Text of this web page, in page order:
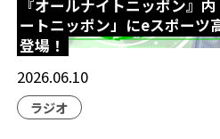
『オールナイトニッポン』
ートニッポン」にeスポーツ
登場！
2026.06.10
ラジオ